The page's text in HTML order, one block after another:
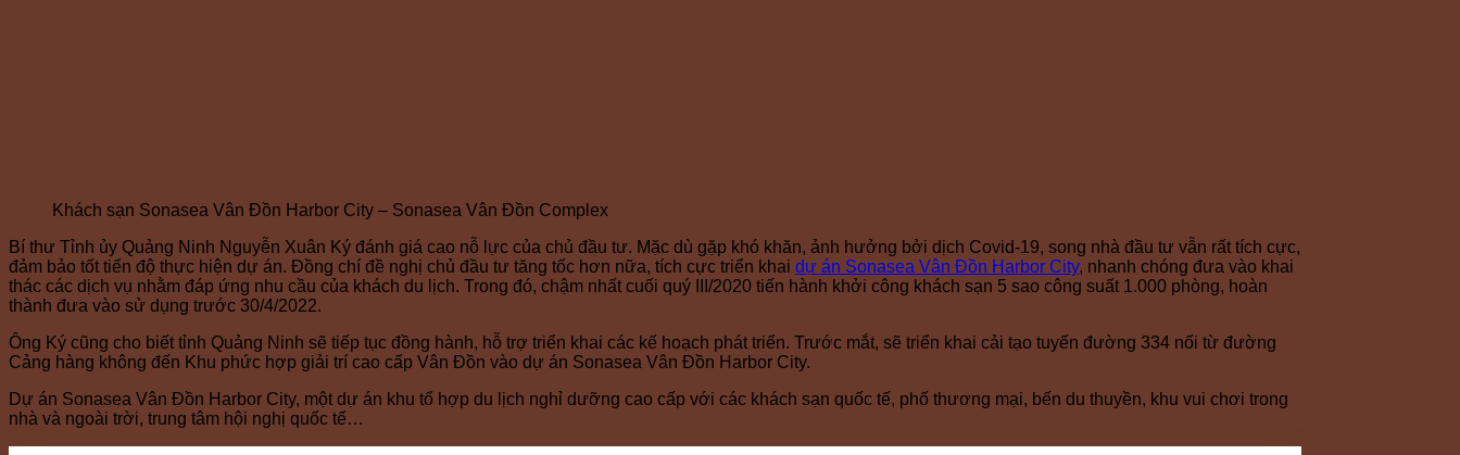
Khách sạn Sonasea Vân Đồn Harbor City – Sonasea Vân Đồn Complex
Bí thư Tỉnh ủy Quảng Ninh Nguyễn Xuân Ký đánh giá cao nỗ lực của chủ đầu tư. Mặc dù gặp khó khăn, ảnh hưởng bởi dịch Covid-19, song nhà đầu tư vẫn rất tích cực,
đảm bảo tốt tiến độ thực hiện dự án. Đồng chí đề nghị chủ đầu tư tăng tốc hơn nữa, tích cực triển khai dự án Sonasea Vân Đồn Harbor City, nhanh chóng đưa vào khai
thác các dịch vụ nhằm đáp ứng nhu cầu của khách du lịch. Trong đó, chậm nhất cuối quý III/2020 tiến hành khởi công khách sạn 5 sao công suất 1.000 phòng, hoàn
thành đưa vào sử dụng trước 30/4/2022.
Ông Ký cũng cho biết tỉnh Quảng Ninh sẽ tiếp tục đồng hành, hỗ trợ triển khai các kế hoạch phát triển. Trước mắt, sẽ triển khai cải tạo tuyến đường 334 nối từ đường
Cảng hàng không đến Khu phức hợp giải trí cao cấp Vân Đồn vào dự án Sonasea Vân Đồn Harbor City.
Dự án Sonasea Vân Đồn Harbor City, một dự án khu tổ hợp du lịch nghỉ dưỡng cao cấp với các khách sạn quốc tế, phố thương mại, bến du thuyền, khu vui chơi trong
nhà và ngoài trời, trung tâm hội nghị quốc tế…